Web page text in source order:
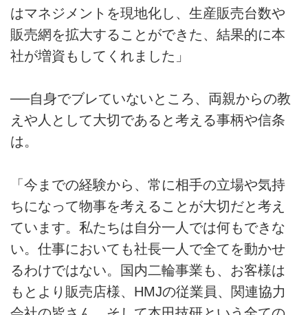
はマネジメントを現地化し、生産販売台数や
販売網を拡大することができた、結果的に本
社が増資もしてくれました」
──自身でブレていないところ、両親からの教
えや人として大切であると考える事柄や信条
は。
「今までの経験から、常に相手の立場や気持
ちになって物事を考えることが大切だと考え
ています。私たちは自分一人では何もできな
い。仕事においても社長一人で全てを動かせ
るわけではない。国内二輪事業も、お客様は
もとより販売店様、HMJの従業員、関連協力